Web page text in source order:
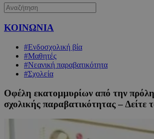
ΚΟΙΝΩΝΙΑ
#Ενδοσχολική βία
#Μαθητές
#Νεανική παραβατικότητα
#Σχολεία
Οφέλη εκατομμυρίων από την
σχολικής παραβατικότητας – Δείτε